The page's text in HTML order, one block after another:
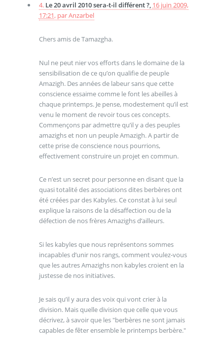
4. Le 20 avril 2010 sera-t-il différent ?, 16 juin 2009,
17:21, parAnzarbel
Chers amis de Tamazgha.
Nul ne peut nier vos efforts dans le domaine de la
sensibilisation de ce qu’on qualifie de peuple
Amazigh. Des années de labeur sans que cette
conscience essaime comme le font les abeilles à
chaque printemps. Je pense, modestement qu’il est
venu le moment de revoir tous ces concepts.
Commençons par admettre qu’il y a des peuples
amazighs et non un peuple Amazigh. A partir de
cette prise de conscience nous pourrions,
effectivement construire un projet en commun.
Ce n’est un secret pour personne en disant que la
quasi totalité des associations dites berbères ont
été créées par des Kabyles. Ce constat à lui seul
explique la raisons de la désaffection ou de la
défection de nos frères Amazighs d’ailleurs.
Si les kabyles que nous représentons sommes
incapables d’unir nos rangs, comment voulez-vous
que les autres Amazighs non kabyles croient en la
justesse de nos initiatives.
Je sais qu’il y aura des voix qui vont crier à la
division. Mais quelle division que celle que vous
décrivez, à savoir que les "berbères ne sont jamais
capables de fêter ensemble le printemps berbère."